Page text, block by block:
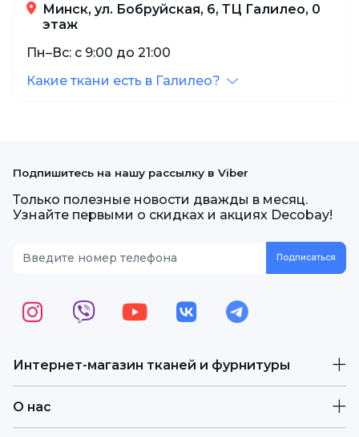
Минск, ул. Бобруйская, 6, ТЦ Галилео, 0
этаж
Пн–Вс: с 9:00 до 21:00
Какие ткани есть в Галилео?
Интернет-магазин тканей и фурнитуры
О нас
Подпишитесь на нашу рассылку в Viber
Только полезные новости дважды в месяц.
Узнайте первыми о скидках и акциях Decobay!